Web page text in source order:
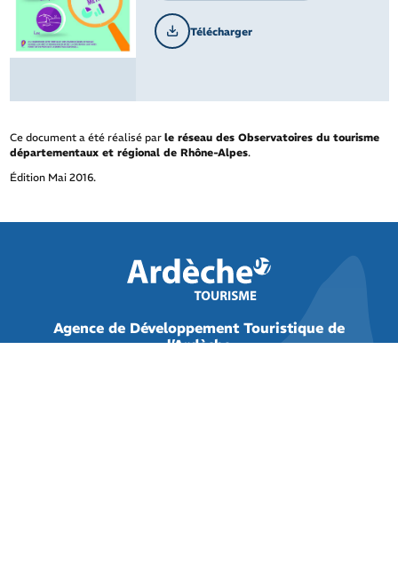
Télécharger
Ce document a été réalisé par le réseau des Observatoires du tourisme
départementaux et régional de Rhône-Alpes.
Édition Mai 2016.
Agence de Développement Touristique de
l’Ardèche